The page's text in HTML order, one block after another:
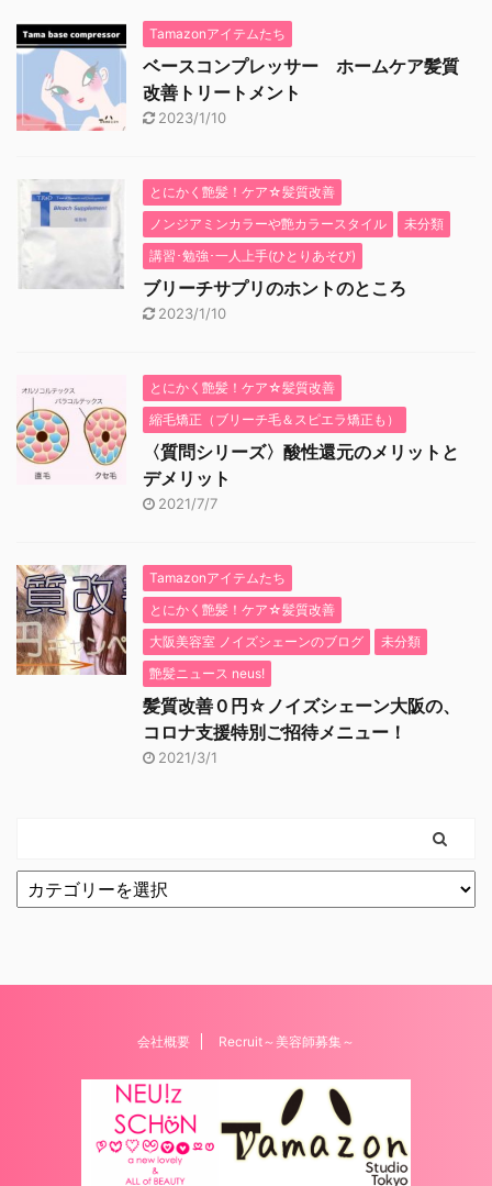
Tamazonアイテムたち
ベースコンプレッサー ホームケア髪質
改善トリートメント
2023/1/10
とにかく艶髪！ケア☆髪質改善
ノンジアミンカラーや艶カラースタイル
未分類
講習･勉強･一人上手(ひとりあそび)
ブリーチサプリのホントのところ
2023/1/10
とにかく艶髪！ケア☆髪質改善
縮毛矯正（ブリーチ毛＆スピエラ矯正も）
〈質問シリーズ〉酸性還元のメリットと
デメリット
2021/7/7
Tamazonアイテムたち
とにかく艶髪！ケア☆髪質改善
大阪美容室 ノイズシェーンのブログ
未分類
艶髪ニュース neus!
髪質改善０円☆ノイズシェーン大阪の、
コロナ支援特別ご招待メニュー！
2021/3/1
会社概要 Recruit～美容師募集～